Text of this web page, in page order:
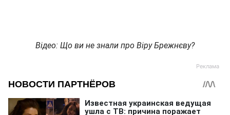
Відео: Що ви не знали про Віру Брежнєву?